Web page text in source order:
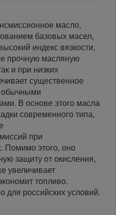
масло,
базовых масел,
индекс вязкости,
прочную масляную
и при низких
существенное
обычными
В основе этого масла
современного типа,
при
Помимо этого, оно
защиту от окисления,
увеличивает
топливо.
российских условий.